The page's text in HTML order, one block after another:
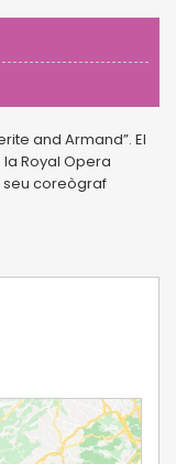
and Armand”. El
Royal Opera
seu coreògraf